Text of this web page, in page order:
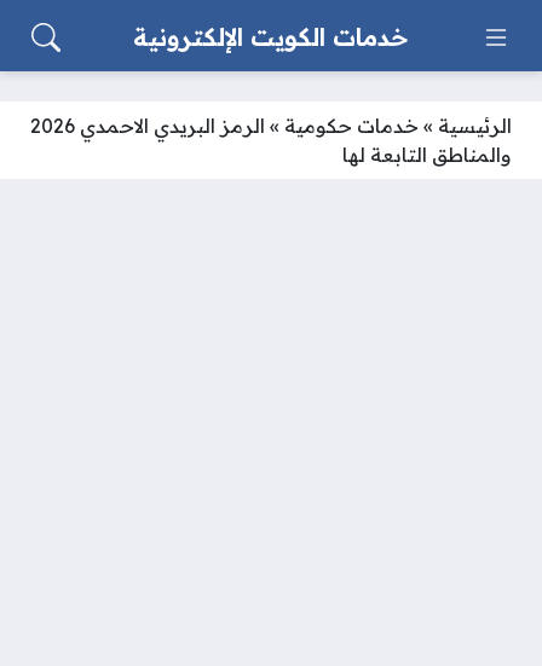
خدمات الكويت الإلكترونية
الرئيسية » خدمات حكومية »
الرمز البريدي الاحمدي 2026
والمناطق التابعة لها